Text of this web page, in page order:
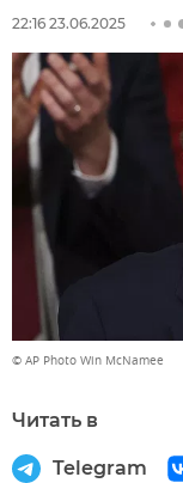
22:16 23.06.2025
© AP Photo Win McNamee
Читать в
Telegram